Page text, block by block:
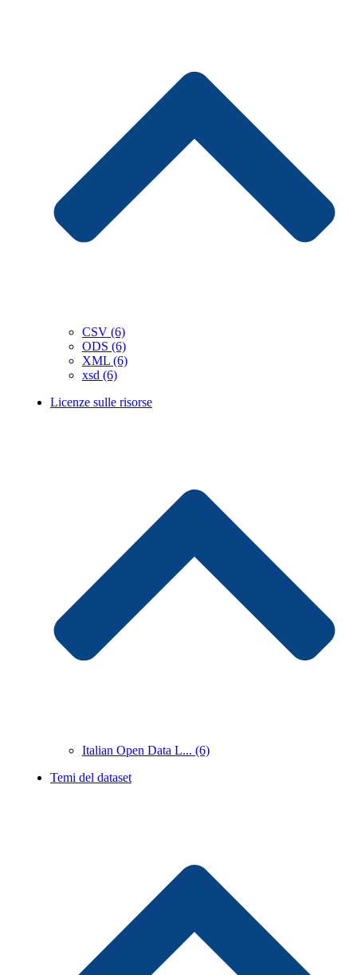
CSV (6)
ODS (6)
XML (6)
xsd (6)
Licenze sulle risorse
Italian Open Data L... (6)
Temi del dataset